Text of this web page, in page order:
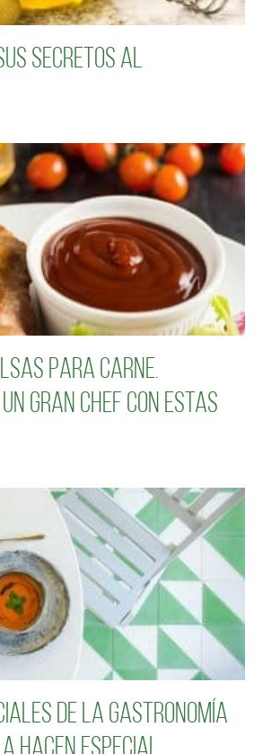
Sus secretos al
para carne.
gran chef con estas
de la gastronomía